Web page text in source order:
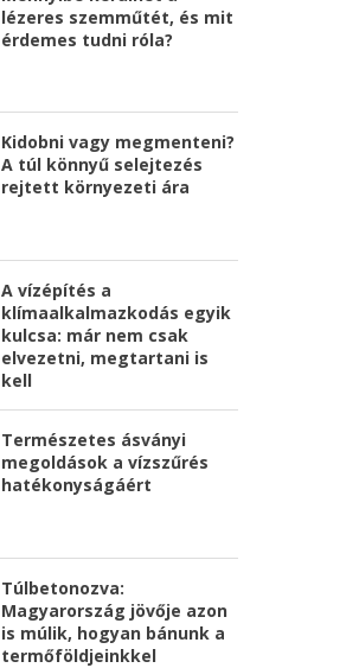
lézeres szemműtét, és mit
érdemes tudni róla?
Kidobni vagy megmenteni?
A túl könnyű selejtezés
rejtett környezeti ára
A vízépítés a
klímaalkalmazkodás egyik
kulcsa: már nem csak
elvezetni, megtartani is
kell
Természetes ásványi
megoldások a vízszűrés
hatékonyságáért
Túlbetonozva:
Magyarország jövője azon
is múlik, hogyan bánunk a
termőföldjeinkkel